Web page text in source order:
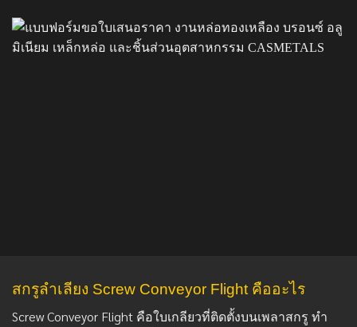
สกรูลำเลียง Screw Conveyor Flight คืออะไร
Screw Conveyor Flight คือใบเกลียวที่ติดตั้งบนเพลาสกรู ทำ